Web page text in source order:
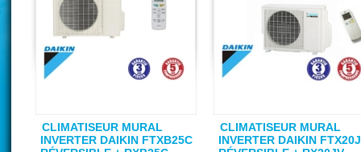
CLIMATISEUR MURAL
INVERTER DAIKIN FTXB25C
CLIMATISEUR MURAL
INVERTER DAIKIN